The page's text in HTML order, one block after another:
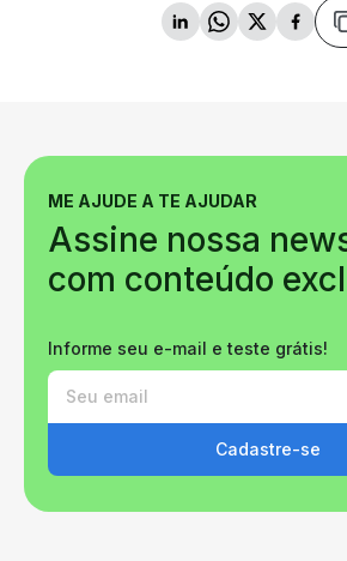
ME AJUDE A TE AJUDAR
Assine nossa
com conteúdo
Informe seu e-mail e teste grátis!
Cadastre-se